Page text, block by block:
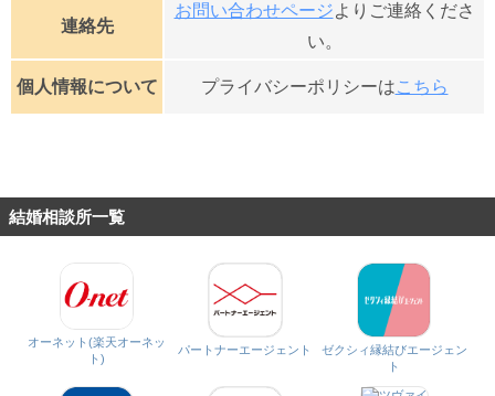
連絡先
お問い合わせページよりご連絡くださ
い。
個人情報について プライバシーポリシーはこちら
結婚相談所一覧
オーネット(楽天オーネッ
ト)
パートナーエージェント
ゼクシィ縁結びエージェン
ト